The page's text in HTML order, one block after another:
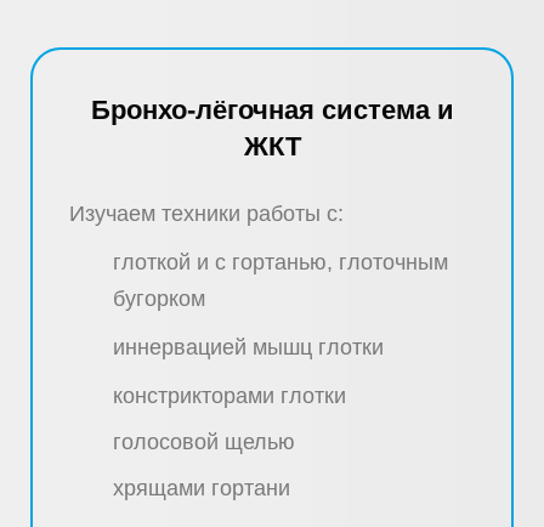
Бронхо-лёгочная система и
ЖКТ
Изучаем техники работы с:
глоткой и с гортанью, глоточным
бугорком
иннервацией мышц глотки
констрикторами глотки
голосовой щелью
хрящами гортани